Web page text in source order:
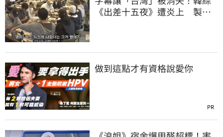
《出差十五夜》遭炎上 製作
做到這點才有資格說愛你
PR